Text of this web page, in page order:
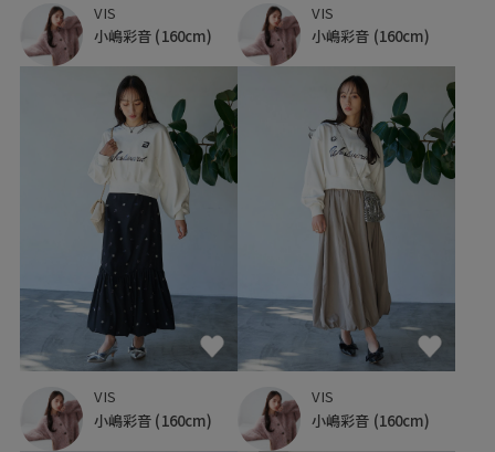
VIS
小嶋彩音 (160cm)
VIS
小嶋彩音 (160cm)
VIS
小嶋彩音 (160cm)
VIS
小嶋彩音 (160cm)